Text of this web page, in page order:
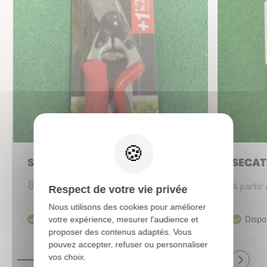
SECATEUR FELCO - 7
83,00 € A partir
Respect de votre vie privée
Nous utilisons des cookies pour améliorer
votre expérience, mesurer l'audience et
proposer des contenus adaptés. Vous
pouvez accepter, refuser ou personnaliser
vos choix.